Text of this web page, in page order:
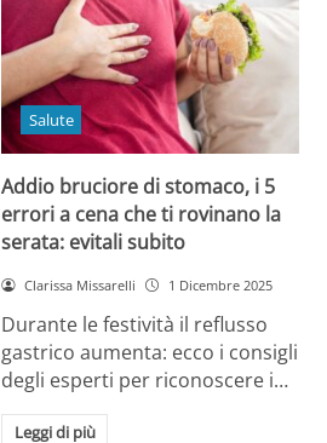
Salute
Addio bruciore di stomaco, i 5
errori a cena che ti rovinano la
serata: evitali subito
Clarissa Missarelli 1 Dicembre 2025
Durante le festività il reflusso
gastrico aumenta: ecco i consigli
degli esperti per riconoscere i…
Leggi di più